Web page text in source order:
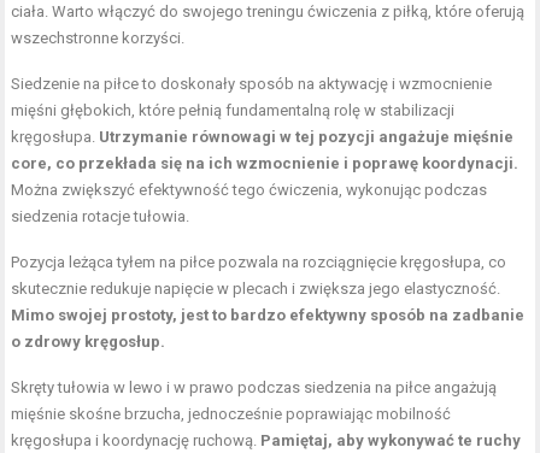
ciała. Warto włączyć do swojego treningu ćwiczenia z piłką, które oferują
wszechstronne korzyści.
Siedzenie na piłce to doskonały sposób na aktywację iwzmocnienie
mięśni głębokich , które pełnią fundamentalną rolę w stabilizacji
kręgosłupa. Utrzymanie równowagi w tej pozycji angażuje mięśnie
core, co przekłada się na ich wzmocnienie i poprawę koordynacji.
Można zwiększyć efektywność tego ćwiczenia, wykonując podczas
siedzenia rotacje tułowia.
Pozycja leżąca tyłem na piłce pozwala na rozciągnięcie kręgosłupa, co
skutecznie redukuje napięcie w plecach i zwiększa jego elastyczność.
Mimo swojej prostoty, jest to bardzo efektywny sposób na zadbanie
o zdrowy kręgosłup.
Skręty tułowia w lewo i w prawo podczas siedzenia na piłce angażują
mięśnie skośne brzucha, jednocześnie poprawiając mobilność
kręgosłupa i koordynację ruchową. Pamiętaj, aby wykonywać te ruchy